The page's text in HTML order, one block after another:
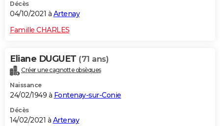
Décès
04/10/2021 à Artenay
Famille CHARLES
Eliane DUGUET (71 ans)
Créer une cagnotte obsèques
Naissance
24/02/1949 à Fontenay-sur-Conie
Décès
14/02/2021 à Artenay